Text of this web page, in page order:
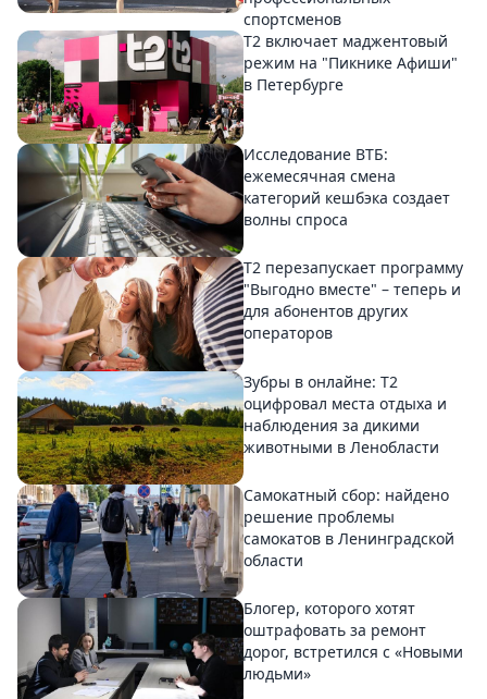
спортсменов
Т2 включает маджентовый
режим на "Пикнике Афиши"
в Петербурге
Исследование ВТБ:
ежемесячная смена
категорий кешбэка создает
волны спроса
Т2 перезапускает программу
"Выгодно вместе" – теперь и
для абонентов других
операторов
Зубры в онлайне: Т2
оцифровал места отдыха и
наблюдения за дикими
животными в Ленобласти
Самокатный сбор: найдено
решение проблемы
самокатов в Ленинградской
области
Блогер, которого хотят
оштрафовать за ремонт
дорог, встретился с «Новыми
людьми»